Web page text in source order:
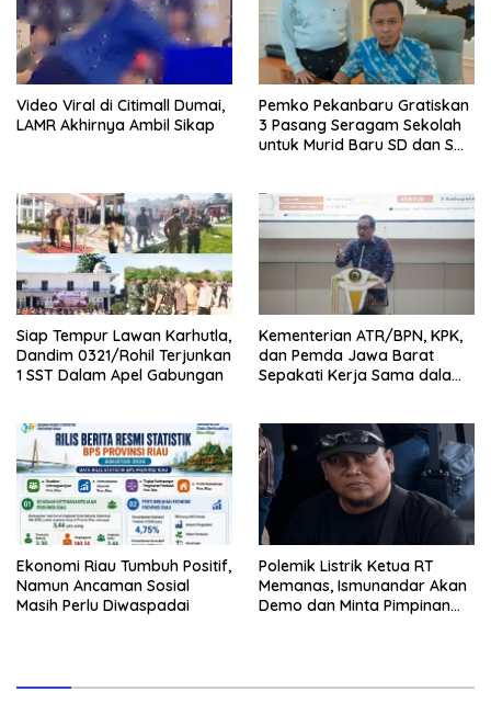
Video Viral di Citimall Dumai,
LAMR Akhirnya Ambil Sikap
Pemko Pekanbaru Gratiskan
3 Pasang Seragam Sekolah
untuk Murid Baru SD dan SMP
Siap Tempur Lawan Karhutla,
Dandim 0321/Rohil Terjunkan
1 SST Dalam Apel Gabungan
Kementerian ATR/BPN, KPK,
dan Pemda Jawa Barat
Sepakati Kerja Sama dalam
Ekonomi Riau Tumbuh Positif,
Namun Ancaman Sosial
Masih Perlu Diwaspadai
Polemik Listrik Ketua RT
Memanas, Ismunandar Akan
Demo dan Minta Pimpinan